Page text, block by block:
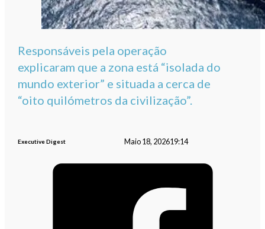
Responsáveis pela operação
explicaram que a zona está “isolada do
mundo exterior” e situada a cerca de
“oito quilómetros da civilização”.
Executive Digest Maio 18, 202619:14